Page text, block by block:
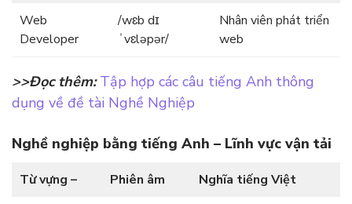
Web
Developer
/wɛb dɪ
ˈvɛləpər/
Nhân viên phát triển
web
>>Đọc thêm: Tập hợp các câu tiếng Anh thông
dụng về đề tài Nghề Nghiệp
Nghề nghiệp bằng tiếng Anh – Lĩnh vực vận tải
Từ vựng – Phiên âm
Nghĩa tiếng Việt